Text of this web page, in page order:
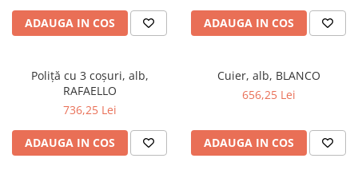
ADAUGA IN COS ADAUGA IN COS
Poliţă cu 3 coşuri, alb,
RAFAELLO
736,25 Lei
ADAUGA IN COS
Cuier, alb, BLANCO
656,25 Lei
ADAUGA IN COS